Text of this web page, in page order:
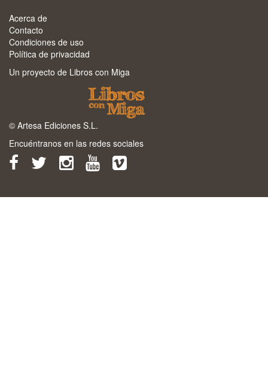
Acerca de
Contacto
Condiciones de uso
Política de privacidad
Un proyecto de Libros con Miga
© Artesa Ediciones S.L.
Encuéntranos en las redes sociales